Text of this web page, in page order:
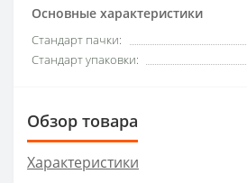
Основные характеристики
Стандарт пачки:
Стандарт упаковки:
Обзор товара
Характеристики